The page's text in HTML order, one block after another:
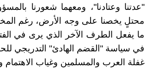
"عدتنا وعتادنا"، ومعهما شعورنا
محتلٍ يخصنا على وجه الأرض، رغم
ما يفعل الطرف الآخر الذي يرى في
في سياسة "القضم الهادئ" التدريجي
غفلة العرب والمسلمين وغياب الاهتمام